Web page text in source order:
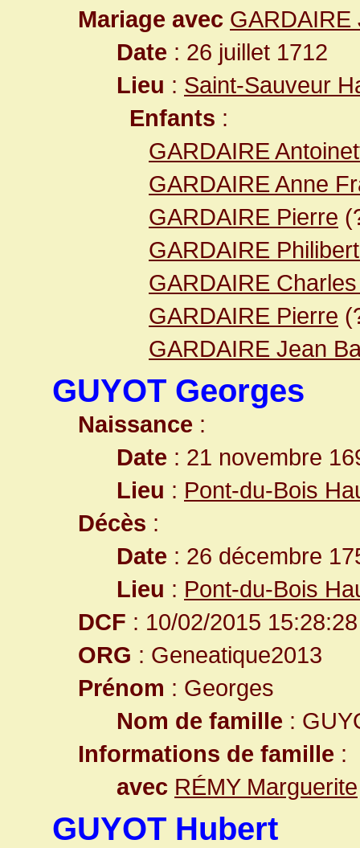
Mariage avec GARDAIRE
Date : 26 juillet 1712
Lieu : Saint-Sauveur
Enfants :
GARDAIRE
GARDAIRE Anne
GARDAIRE Pierre
GARDAIRE
GARDAIRE
GARDAIRE Pierre
GARDAIRE Jean
GUYOT Georges
Naissance :
Date : 21 novembre
Lieu : Pont-du-Bois
Décès :
Date : 26 décembre
Lieu : Pont-du-Bois
DCF : 10/02/2015 15:28:28
ORG : Geneatique2013
Prénom : Georges
Nom de famille :
Informations de famille :
avec RÉMY Marguerite
GUYOT Hubert